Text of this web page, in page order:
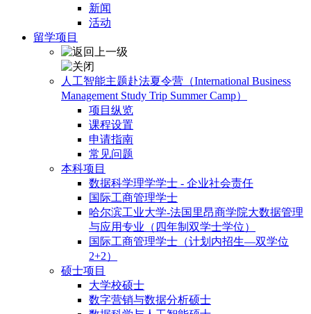
新闻
活动
留学项目
人工智能主题赴法夏令营（International Business
Management Study Trip Summer Camp）
项目纵览
课程设置
申请指南
常见问题
本科项目
数据科学理学学士 - 企业社会责任
国际工商管理学士
哈尔滨工业大学-法国里昂商学院大数据管理
与应用专业（四年制双学士学位）
国际工商管理学士（计划内招生—双学位
2+2）
硕士项目
大学校硕士
数字营销与数据分析硕士